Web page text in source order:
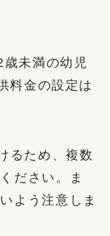
未満の幼児
料金の設定は
るため、複数
ださい。ま
よう注意しま